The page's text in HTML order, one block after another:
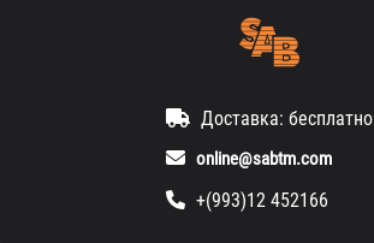
Доставка: бесплатно
online@sabtm.com
+(993)12 452166